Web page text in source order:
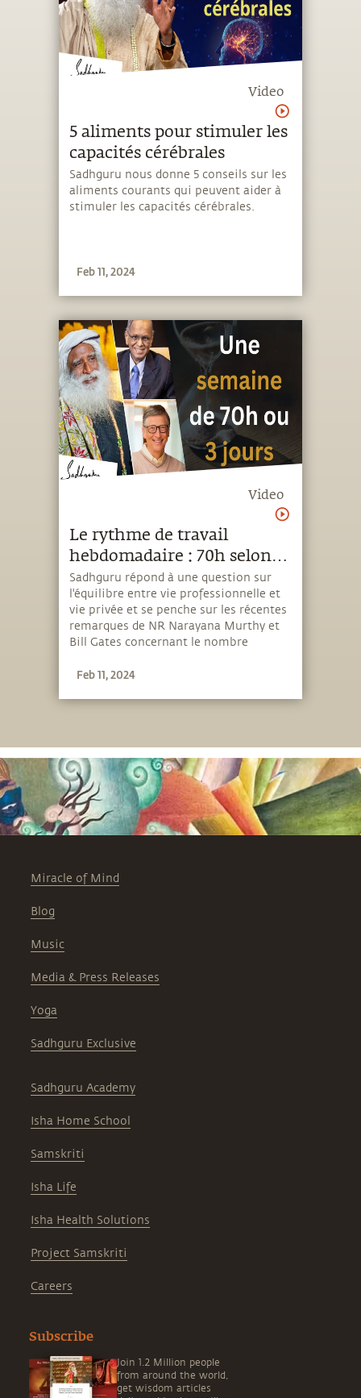
Video
5 aliments pour stimuler les
capacités cérébrales
Sadhguru nous donne 5 conseils sur les
aliments courants qui peuvent aider à
stimuler les capacités cérébrales.
Feb 11, 2024
Video
Le rythme de travail
hebdomadaire : 70h selon
Narayana Murthy ou 3 jours
selon Bill Gates ?
Sadhguru répond à une question sur
l'équilibre entre vie professionnelle et
vie privée et se penche sur les récentes
remarques de NR Narayana Murthy et
Bill Gates concernant le nombre
devraient travailler chaque semaine.
Feb 11, 2024
Miracle of Mind
Blog
Music
Media & Press Releases
Yoga
Sadhguru Exclusive
Sadhguru Academy
Isha Home School
Samskriti
Isha Life
Isha Health Solutions
Project Samskriti
Careers
Subscribe
Join 1.2 Million people
from around the world,
get wisdom articles